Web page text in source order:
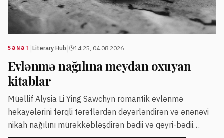
SƏNƏT Literary Hub 14:25, 04.08.2026
Evlənmə nağılına meydan oxuyan
kitablar
Müəllif Alysia Li Ying Sawchyn romantik evlənmə
hekayələrini fərqli tərəflərdən dəyərləndirən və ənənəvi
nikah nağılını mürəkkəbləşdirən bədii və qeyri-bədii